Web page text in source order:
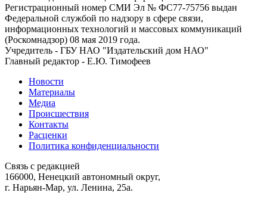
Регистрационный номер СМИ Эл № ФС77-75756 выдан
Федеральной службой по надзору в сфере связи,
информационных технологий и массовых коммуникаций
(Роскомнадзор) 08 мая 2019 года.
Учредитель - ГБУ НАО "Издательский дом НАО"
Главный редактор - Е.Ю. Тимофеев
Новости
Материалы
Медиа
Происшествия
Контакты
Расценки
Политика конфиденциальности
Связь с редакцией
166000, Ненецкий автономный округ,
г. Нарьян-Мар, ул. Ленина, 25а.